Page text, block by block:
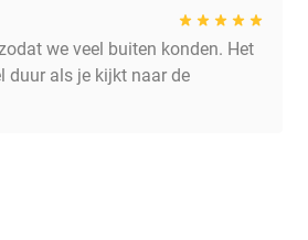
we veel buiten konden. Het
duur als je kijkt naar de